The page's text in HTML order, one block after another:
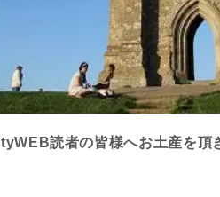
読者の皆様へお土産を頂